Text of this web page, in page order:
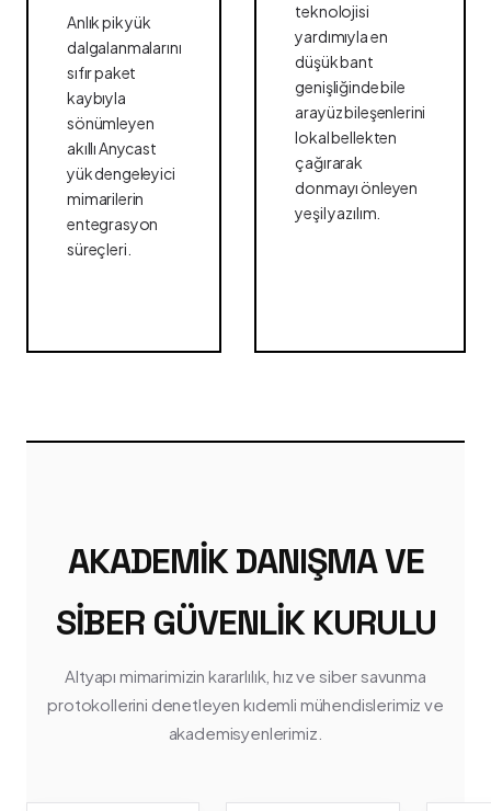
Anlık pik yük
dalgalanmalarını
sıfır paket
kaybıyla
sönümleyen
akıllı Anycast
yük dengeleyici
mimarilerin
entegrasyon
süreçleri.
teknolojisi
yardımıyla en
düşük bant
genişliğinde bile
arayüz bileşenlerini
lokal bellekten
çağırarak
donmayı önleyen
yeşil yazılım.
AKADEMIK DANIŞMA VE
SIBER GÜVENLIK KURULU
Altyapı mimarimizin kararlılık, hız ve siber savunma
protokollerini denetleyen kıdemli mühendislerimiz ve
akademisyenlerimiz.